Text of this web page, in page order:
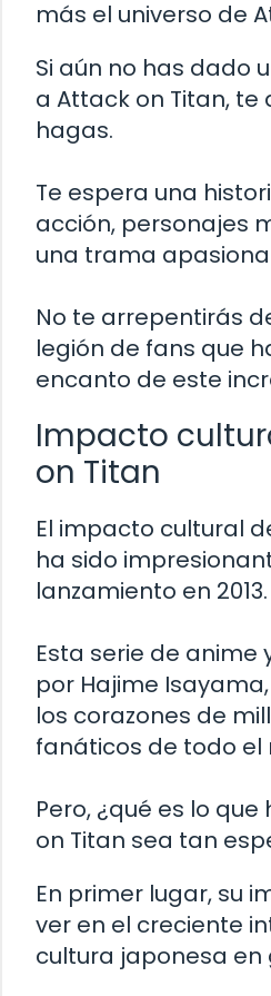
más el universo de
Si aún no has dado
a Attack on Titan, te
hagas.
Te espera una
acción, personajes
una trama
No te arrepentirás
legión de fans que
encanto de este
Impacto
on Titan
El impacto cultural
ha sido
lanzamiento en 2013.
Esta serie de
por Hajime
los corazones de
fanáticos de todo el
Pero, ¿qué es lo
on Titan sea tan
En primer lugar, su
ver en el creciente
cultura japonesa en